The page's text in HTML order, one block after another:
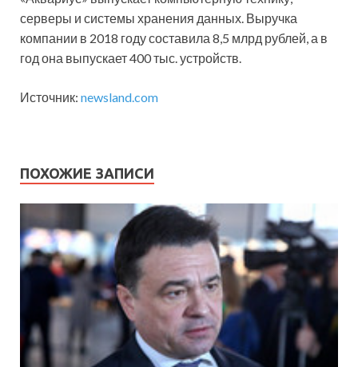
серверы и системы хранения данных. Выручка
компании в 2018 году составила 8,5 млрд рублей, а в
год она выпускает 400 тыс. устройств.
Источник: newsland.com
ПОХОЖИЕ ЗАПИСИ